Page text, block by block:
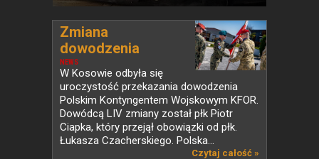
NEWS
Zmiana
dowodzenia
Polskim...
W Kosowie odbyła się
uroczystość przekazania dowodzenia
Polskim Kontyngentem Wojskowym KFOR.
Dowódcą LIV zmiany został płk Piotr
Ciapka, który przejął obowiązki od płk.
Łukasza Czacherskiego. Polska...
Czytaj całość »